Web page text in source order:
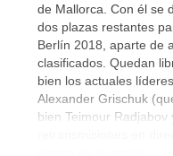
de Mallorca. Con él se
dos plazas restantes
Berlín 2018, aparte de
clasificados. Quedan
bien los actuales
Alexander Grischuk
bien Teimour